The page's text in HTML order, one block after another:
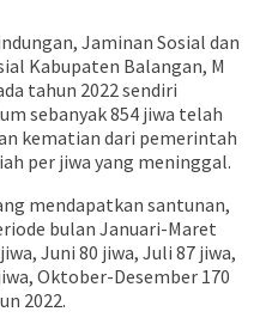
Jaminan Sosial dan
Kabupaten Balangan, M
tahun 2022 sendiri
sebanyak 854 jiwa telah
kematian dari pemerintah
per jiwa yang meninggal.
mendapatkan santunan,
bulan Januari-Maret
Juni 80 jiwa, Juli 87 jiwa,
Oktober-Desember 170
2022.